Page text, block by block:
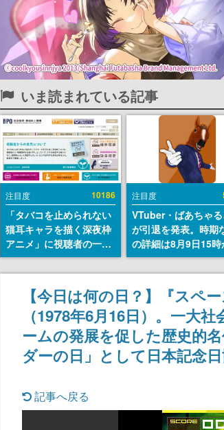
いま読まれている記事
注目度 10186
「タバコを止められない
猫耳キャラを描く深夜枠
アニメ」に視聴者の一部
から批判意見。違法薬物
の使用と思しき描写も含
めて、BPOが議論を交わ
注目度
VTuber・ばあちゃ
が引退を発表。時期
の詳細は8月9日15時
の配信で説明
【今日は何の日？】『スペ
（1978年6月16日）。一大
ームの発展を促した歴史的
ダーの日」として日本記念
記事へ戻る